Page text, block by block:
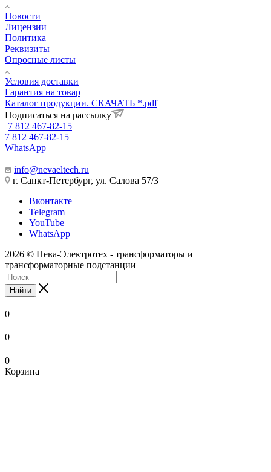
Новости
Лицензии
Политика
Реквизиты
Опросные листы
Условия доставки
Гарантия на товар
Каталог продукции. СКАЧАТЬ *.pdf
Подписаться на рассылку
7 812 467-82-15
7 812 467-82-15
WhatsApp
info@nevaeltech.ru
г. Санкт-Петербург, ул. Салова 57/3
Вконтакте
Telegram
YouTube
WhatsApp
2026 © Нева-Электротех - трансформаторы и
трансформаторные подстанции
Найти
0
0
0
Корзина